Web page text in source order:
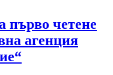
първо четене
агенция